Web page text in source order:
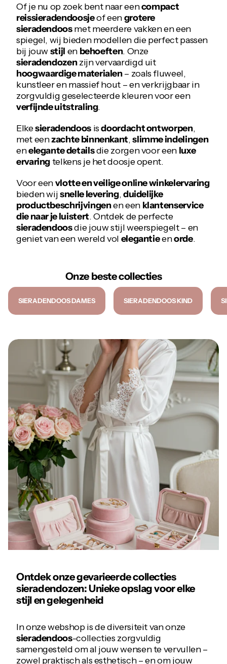
Of je nu op zoek bent naar eencompact
reissieradendoosjeof eengrotere
sieradendoosmet meerdere vakken en een
spiegel, wij bieden modellen die perfect passen
bij jouwstijl en behoeften. Onze
sieradendozenzijn vervaardigd uit
hoogwaardige materialen– zoals fluweel,
kunstleer en massief hout – en verkrijgbaar in
zorgvuldig geselecteerde kleuren voor een
verfijnde uitstraling.
Elkesieradendoosisdoordacht ontworpen,
met eenzachte binnenkant,slimme indelingen
enelegante detailsdie zorgen voor een luxe
ervaringtelkens je het doosje opent.
Voor eenvlotte en veilige online winkelervaring
bieden wijsnelle levering,duidelijke
productbeschrijvingenen een klantenservice
die naar je luistert. Ontdek de perfecte
sieradendoosdie jouw stijl weerspiegelt – en
geniet van een wereld vol elegantieenorde.
Onze beste collecties
SIERADENDOOS DAMES SIERADENDOOS KIND
Ontdek onze gevarieerde collecties
sieradendozen: Unieke opslag voor elke
stijl en gelegenheid
In onze webshop is de diversiteit van onze
sieradendoos-collecties zorgvuldig
samengesteld om al jouw wensen te vervullen –
zowel praktisch als esthetisch – en om jouw